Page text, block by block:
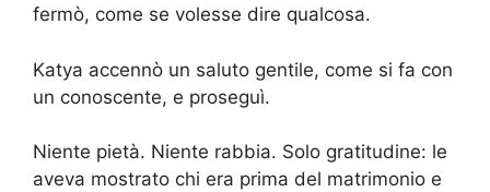
fermò, come se volesse dire qualcosa.
Katya accennò un saluto gentile, come si fa con
un conoscente, e proseguì.
Niente pietà. Niente rabbia. Solo gratitudine: le
aveva mostrato chi era prima del matrimonio e